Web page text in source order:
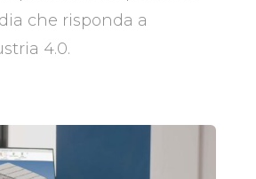
che risponda a
4.0.